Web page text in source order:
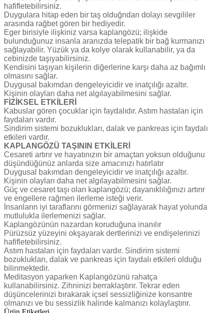
hafifletebilirsiniz.
Duygulara hitap eden bir taş olduğndan dolayı sevgililer
arasında rağbet gören bir hediyedir.
Eger birisiyle ilişkiniz varsa kaplangözü; ilişkide
bulunduğunuz insanla aranızda telepatik bir bağ kurmanızı
sağlayabilir. Yüzük ya da kolye olarak kullanabilir, ya da
cebinizde taşıyabilirsiniz.
Kendisini taşıyan kişilerin diğerlerine karşı daha az bağımlı
olmasını sağlar.
Duygusal bakımdan dengeleyicidir ve inatçılığı azaltır.
Kişinin olayları daha net algılayabilmesini sağlar.
FİZİKSEL ETKİLERİ
Kabuslar gören çocuklar için faydalıdır. Astım hastaları için
faydaları vardır.
Sindirim sistemi bozuklukları, dalak ve pankreas için faydalı
etkileri vardır.
KAPLANGÖZÜ TAŞININ ETKİLERİ
Cesareti artırır ve hayatınızın bir amaçtan yoksun olduğunu
düşündüğünüz anlarda size amacınızı hatırlatır
Duygusal bakımdan dengeleyicidir ve inatçılığı azaltır.
Kişinin olayları daha net algılayabilmesini sağlar.
Güç ve cesaret taşı olan kaplangözü; dayanıklılığınızı artırır
ve engellere rağmen ilerleme isteği verir.
İnsanların iyi taraflarını görmenizi sağlayarak hayat yolunda
mutlulukla ilerlemenizi sağlar.
Kaplangözünün nazardan koruduğuna inanılır
Pürüzsüz yüzeyini okşayarak dertlerinizi ve endişelerinizi
hafifletebilirsiniz.
Astım hastaları için faydaları vardır. Sindirim sistemi
bozuklukları, dalak ve pankreas için faydalı etkileri olduğu
bilinmektedir.
Meditasyon yaparken Kaplangözünü rahatça
kullanabilirsiniz. Zihninizi berraklaştırır. Tekrar eden
düşüncelerinizi bırakarak içsel sessizliğinize konsantre
olmanızı ve bu sessizlik halinde kalmanızı kolaylaştırır.